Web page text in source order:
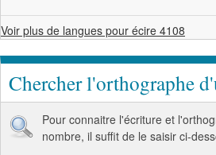
Voir plus de langues pour écire 4108
Chercher l'orthographe
Pour connaitre l'écriture et
nombre, il suffit de le saisir ci-